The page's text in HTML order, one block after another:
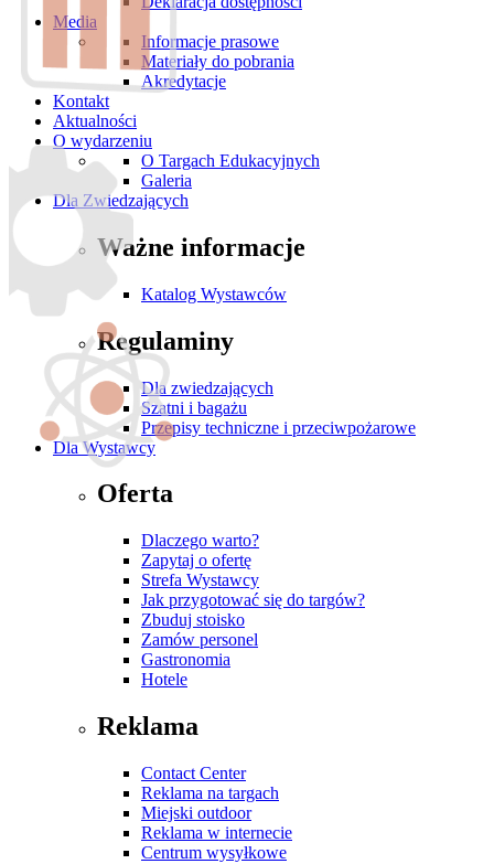
Media
Informacje prasowe
Materiały do pobrania
Akredytacje
Kontakt
Aktualności
O wydarzeniu
O Targach Edukacyjnych
Galeria
Dla Zwiedzających
Ważne informacje
Katalog Wystawców
Regulaminy
Dla zwiedzających
Szatni i bagażu
Przepisy techniczne i przeciwpożarowe
Dla Wystawcy
Oferta
Dlaczego warto?
Zapytaj o ofertę
Strefa Wystawcy
Jak przygotować się do targów?
Zbuduj stoisko
Zamów personel
Gastronomia
Hotele
Reklama
Contact Center
Reklama na targach
Miejski outdoor
Reklama w internecie
Centrum wysyłkowe